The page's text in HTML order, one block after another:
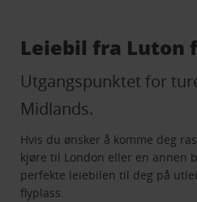
Leiebil fra Luton
Utgangspunktet for
Midlands.
Hvis du ønsker å komme deg
kjøre til London eller en annen
perfekte leiebilen til deg på
flyplass.